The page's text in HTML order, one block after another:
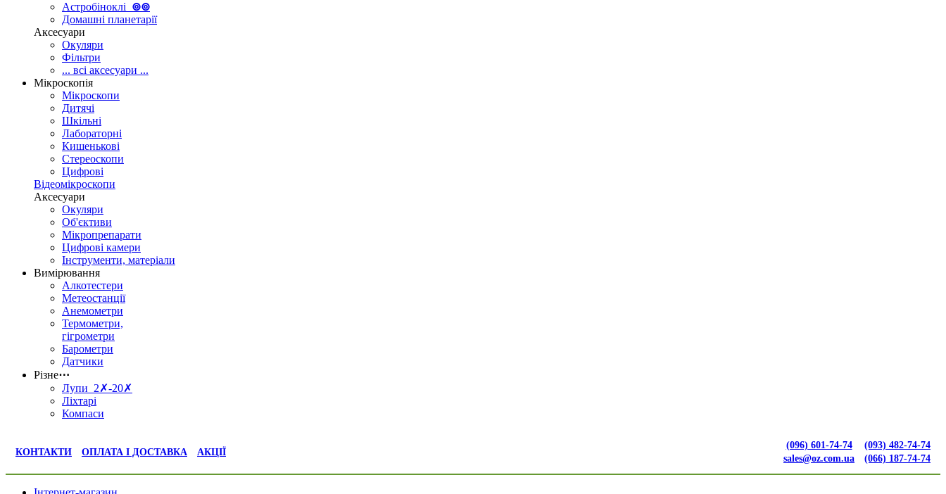
Астробіноклі ⊚⊚
Домашні планетарії
Аксесуари
Окуляри
Фільтри
... всі аксесуари ...
Мікроскопія
Мікроскопи
Дитячі
Шкільні
Лабораторні
Кишенькові
Стереоскопи
Цифрові
Відеомікроскопи
Аксесуари
Окуляри
Об'єктиви
Мікропрепарати
Цифрові камери
Інструменти, матеріали
Вимірювання
Алкотестери
Метеостанції
Анемометри
Термометри,
гігрометри
Барометри
Датчики
Різне⋯
Лупи 2✗-20✗
Ліхтарі
Компаси
КОНТАКТИ ОПЛАТА І ДОСТАВКА АКЦІЇ
(096) 601-74-74
sales@oz.com.ua
(093) 482-74-74
(066) 187-74-74